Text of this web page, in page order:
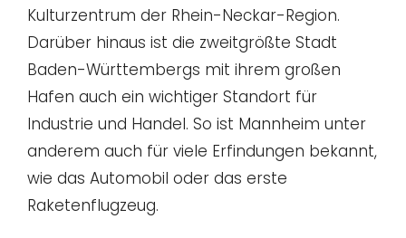
Kulturzentrum der Rhein-Neckar-Region.
Darüber hinaus ist die zweitgrößte Stadt
Baden-Württembergs mit ihrem großen
Hafen auch ein wichtiger Standort für
Industrie und Handel. So ist Mannheim unter
anderem auch für viele Erfindungen bekannt,
wie das Automobil oder das erste
Raketenflugzeug.